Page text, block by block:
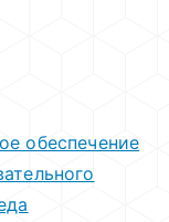
обеспечение